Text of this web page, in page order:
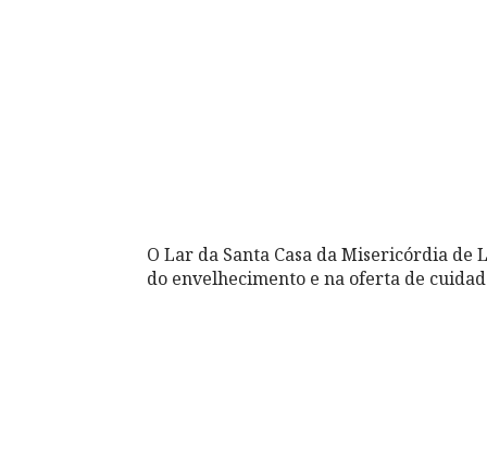
O Lar da Santa Casa da Misericórdia
do envelhecimento e na oferta de